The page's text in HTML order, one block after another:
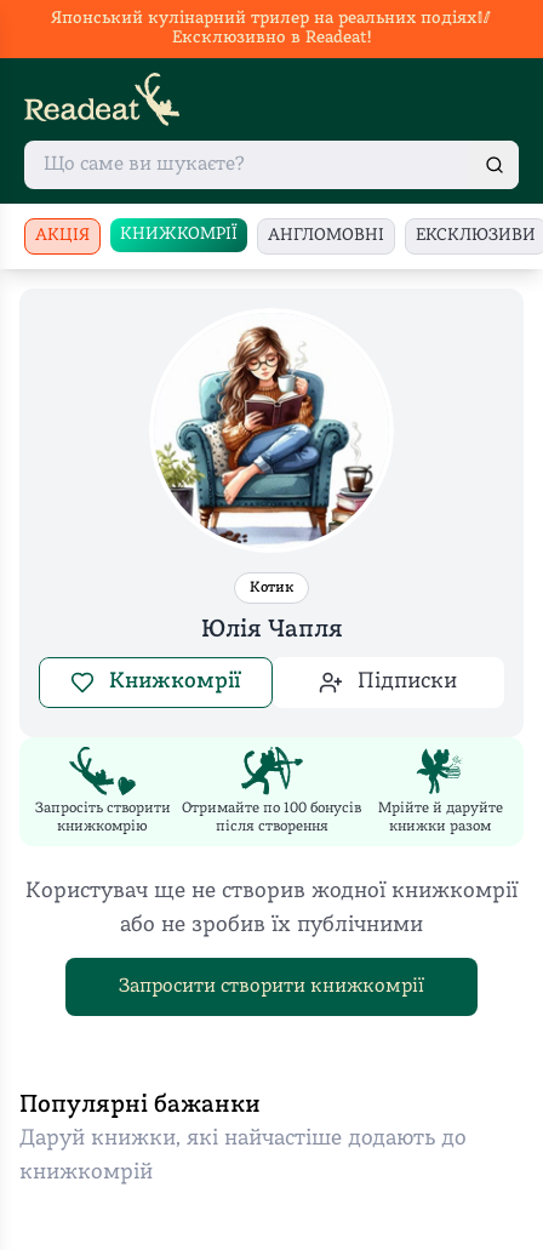
Японський кулінарний трилер на реальних подіях🥢
Ексклюзивно в Readeat!
АКЦІЯ КНИЖКОМРІЇ АНГЛОМОВНІ ЕКСКЛЮЗИВИ
Котик
Юлія Чапля
Книжкомрії Підписки
Запросіть створити
книжкомрію
Отримайте по 100 бонусів
після створення
Мрійте й даруйте
книжки разом
Користувач ще не створив жодної книжкомрії
або не зробив їх публічними
Запросити створити книжкомрії
Популярні бажанки
Даруй книжки, які найчастіше додають до
книжкомрій